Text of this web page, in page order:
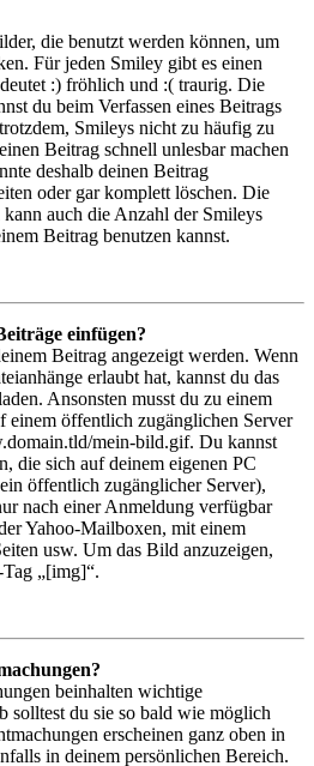
die benutzt werden können, um
Für jeden Smiley gibt es einen
:) fröhlich und :( traurig. Die
du beim Verfassen eines Beitrags
Smileys nicht zu häufig zu
Beitrag schnell unlesbar machen
deshalb deinen Beitrag
oder gar komplett löschen. Die
auch die Anzahl der Smileys
Beitrag benutzen kannst.
einfügen?
Beitrag angezeigt werden. Wenn
erlaubt hat, kannst du das
Ansonsten musst du zu einem
einem öffentlich zugänglichen Server
mein-bild.gif. Du kannst
die sich auf deinem eigenen PC
öffentlich zugänglicher Server),
nach einer Anmeldung verfügbar
Yahoo-Mailboxen, mit einem
usw. Um das Bild anzuzeigen,
„[img]“.
beinhalten wichtige
solltest du sie so bald wie möglich
erscheinen ganz oben in
in deinem persönlichen Bereich.